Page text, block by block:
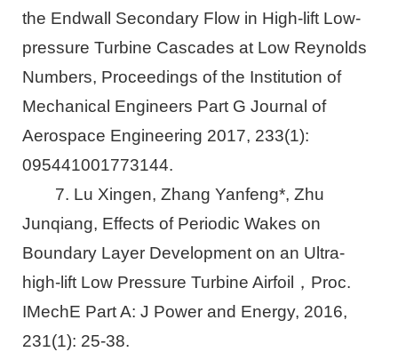
the Endwall Secondary Flow in High-lift Low-
pressure Turbine Cascades at Low Reynolds
Numbers, Proceedings of the Institution of
Mechanical Engineers Part G Journal of
Aerospace Engineering 2017, 233(1):
095441001773144.
7. Lu Xingen, Zhang Yanfeng*, Zhu
Junqiang, Effects of Periodic Wakes on
Boundary Layer Development on an Ultra-
high-lift Low Pressure Turbine Airfoil，Proc.
IMechE Part A: J Power and Energy, 2016,
231(1): 25-38.